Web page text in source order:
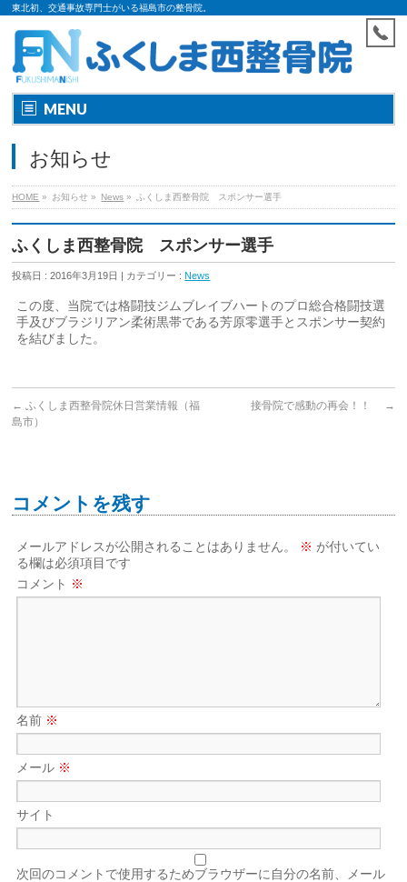
東北初、交通事故専門士がいる福島市の整骨院。
MENU
お知らせ
HOME » お知らせ » News » ふくしま西整骨院 スポンサー選手
ふくしま西整骨院 スポンサー選手
投稿日 : 2016年3月19日 | カテゴリー :News
この度、当院では格闘技ジムブレイブハートのプロ総合格闘技選
手及びブラジリアン柔術黒帯である芳原零選手とスポンサー契約
を結びました。
← ふくしま西整骨院休日営業情報（福
島市）
接骨院で感動の再会！！ →
コメントを残す
メールアドレスが公開されることはありません。 ※ が付いてい
る欄は必須項目です
コメント ※
名前 ※
メール ※
サイト
次回のコメントで使用するためブラウザーに自分の名前、メール